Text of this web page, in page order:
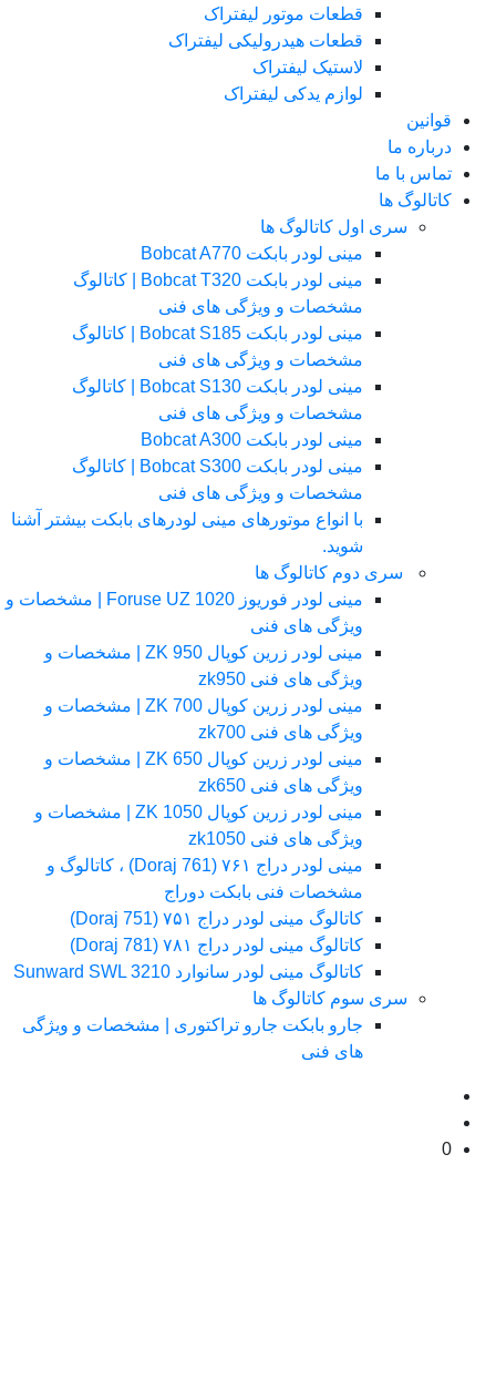
قطعات موتور لیفتراک
قطعات هیدرولیکی لیفتراک
لاستیک لیفتراک
لوازم یدکی لیفتراک
قوانین
درباره ما
تماس با ما
کاتالوگ ها
سری اول کاتالوگ ها
مینی لودر بابکت Bobcat A770
مینی لودر بابکت Bobcat T320 | کاتالوگ
مشخصات و ویژگی های فنی
مینی لودر بابکت Bobcat S185 | کاتالوگ
مشخصات و ویژگی های فنی
مینی لودر بابکت Bobcat S130 | کاتالوگ
مشخصات و ویژگی های فنی
مینی لودر بابکت Bobcat A300
مینی لودر بابکت Bobcat S300 | کاتالوگ
مشخصات و ویژگی های فنی
با انواع موتورهای مینی لودرهای بابکت بیشتر آشنا
شوید.
سری دوم کاتالوگ ها
مینی لودر فوریوز Foruse UZ 1020 | مشخصات و
ویژگی های فنی
مینی لودر زرین کوپال ZK 950 | مشخصات و
ویژگی های فنی zk950
مینی لودر زرین کوپال ZK 700 | مشخصات و
ویژگی های فنی zk700
مینی لودر زرین کوپال ZK 650 | مشخصات و
ویژگی های فنی zk650
مینی لودر زرین کوپال ZK 1050 | مشخصات و
ویژگی های فنی zk1050
مینی لودر دراج ۷۶۱ (Doraj 761) ، کاتالوگ و
مشخصات فنی بابکت دوراج
کاتالوگ مینی لودر دراج ۷۵۱ (Doraj 751)
کاتالوگ مینی لودر دراج ۷۸۱ (Doraj 781)
کاتالوگ مینی لودر سانوارد Sunward SWL 3210
سری سوم کاتالوگ ها
جارو بابکت جارو تراکتوری | مشخصات و ویژگی
های فنی